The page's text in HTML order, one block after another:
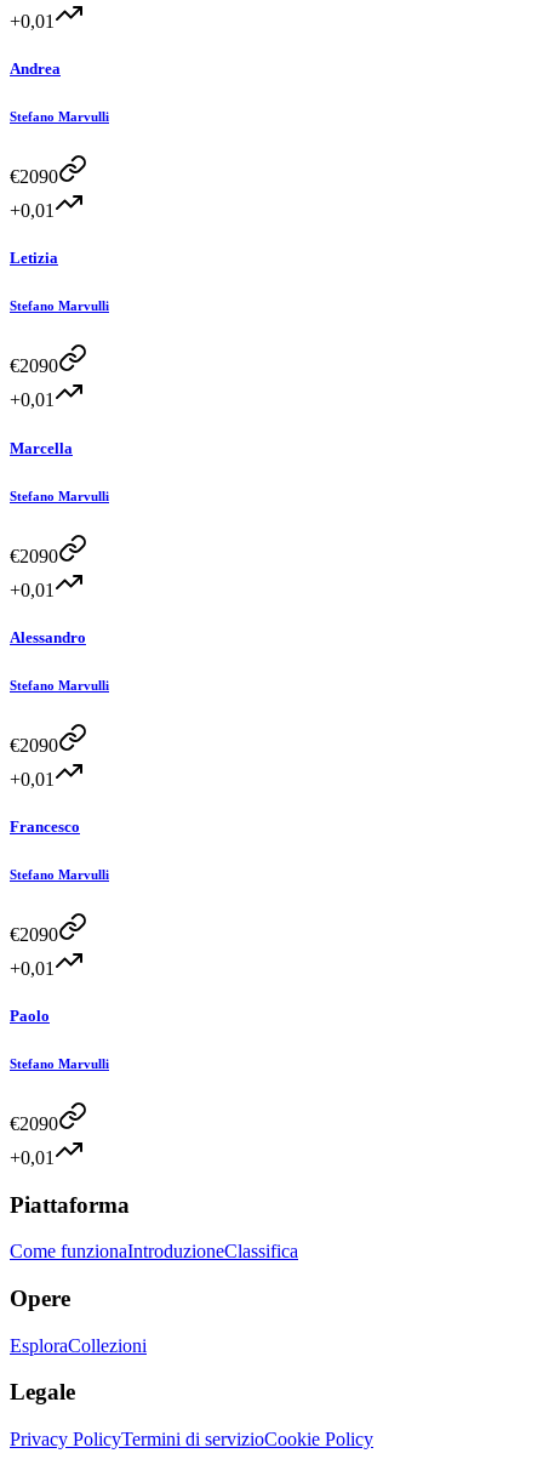
+0,01
Andrea
Stefano Marvulli
€2090
+0,01
Letizia
Stefano Marvulli
€2090
+0,01
Marcella
Stefano Marvulli
€2090
+0,01
Alessandro
Stefano Marvulli
€2090
+0,01
Francesco
Stefano Marvulli
€2090
+0,01
Paolo
Stefano Marvulli
€2090
+0,01
Piattaforma
Come funzionaIntroduzioneClassifica
Opere
EsploraCollezioni
Legale
Privacy PolicyTermini di servizioCookie Policy